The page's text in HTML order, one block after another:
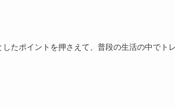
したポイントを押さえて、普段の生活の中でト